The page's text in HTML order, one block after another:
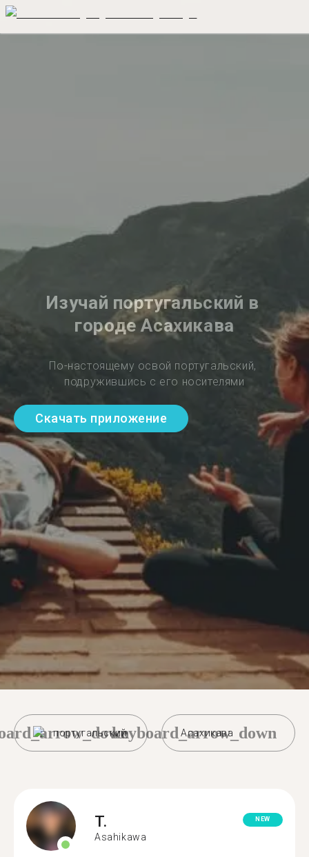
Изучай португальский в
городе Асахикава
По-настоящему освой португальский,
подружившись с его носителями
Скачать приложение
португальский Асахикава
keyboard_arrow_down
T.
Asahikawa
NEW